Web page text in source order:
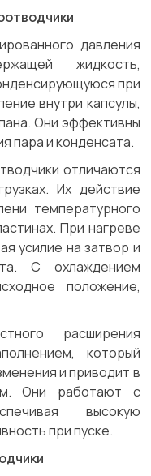
давления
жидкость,
при
внутри капсулы,
Они эффективны
пара и конденсата.
отличаются
Их действие
температурного
При нагреве
усилие на затвор и
С охлаждением
положение,
расширения
который
и приводит в
Они работают с
высокую
при пуске.